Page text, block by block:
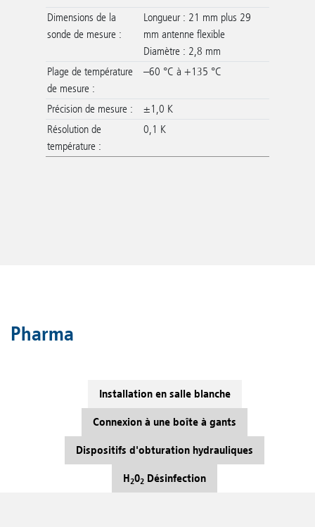
Dimensions de la
sonde de mesure :
Longueur : 21 mm plus 29
mm antenne flexible
Diamètre : 2,8 mm
Plage de température
de mesure :
–60 °C à +135 °C
Précision de mesure :
±1,0 K
Résolution de
température :
0,1 K
Pharma
Installation en salle blanche
Connexion à une boîte à gants
Dispositifs d'obturation hydrauliques
H202 Désinfection